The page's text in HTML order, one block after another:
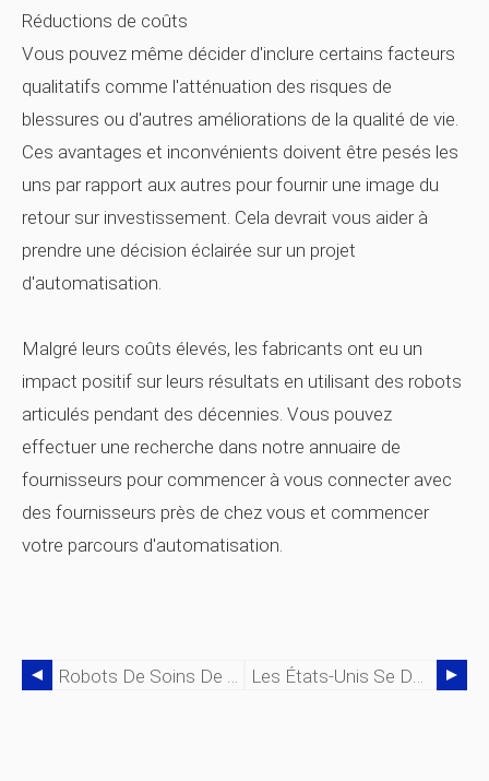
Réductions de coûts
Vous pouvez même décider d'inclure certains facteurs
qualitatifs comme l'atténuation des risques de
blessures ou d'autres améliorations de la qualité de vie.
Ces avantages et inconvénients doivent être pesés les
uns par rapport aux autres pour fournir une image du
retour sur investissement. Cela devrait vous aider à
prendre une décision éclairée sur un projet
d'automatisation.
Malgré leurs coûts élevés, les fabricants ont eu un
impact positif sur leurs résultats en utilisant des robots
articulés pendant des décennies. Vous pouvez
effectuer une recherche dans notre annuaire de
fournisseurs pour commencer à vous connecter avec
des fournisseurs près de chez vous et commencer
votre parcours d'automatisation.